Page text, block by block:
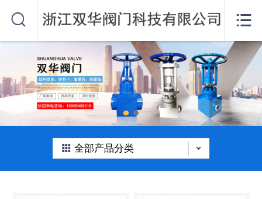
网站首页
关于我们
产品中心
公司动态


全部产品分类